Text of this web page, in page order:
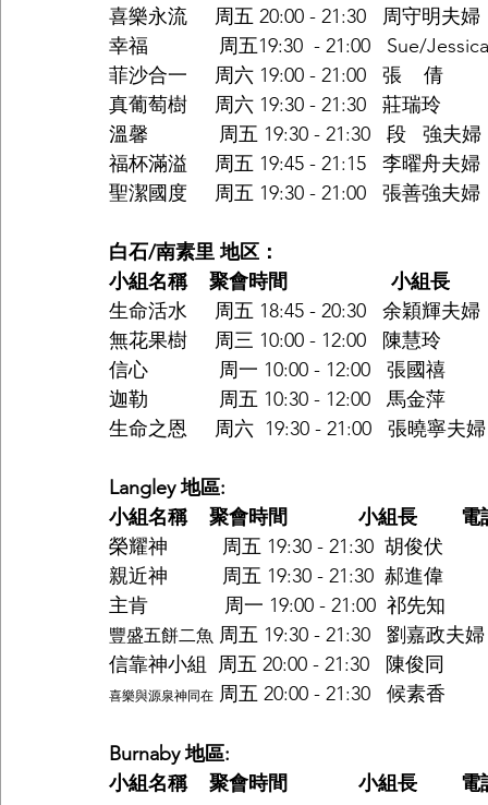
喜樂永流     周五 20:00 - 21:30   周守明夫婦
幸福             周五19:30  - 21:00   Sue/
菲沙合一     周六 19:00 - 21:00   張    倩
真葡萄樹     周六 19:30 - 21:30   莊瑞玲
溫馨             周五 19:30 - 21:30   段   強夫婦
福杯滿溢     周五 19:45 - 21:15   李曜舟夫婦
聖潔國度     周五 19:30 - 21:00   張善強夫
白石/南素里 地区：
小組名稱    聚會時間                   小組長
生命活水     周五 18:45 - 20:30   余穎輝夫婦
無花果樹     周三 10:00 - 12:00   陳慧玲
信心             周一 10:00 - 12:00   張國禧
迦勒             周五 10:30 - 12:00   馬金萍
生命之恩     周六  19:30 - 21:00   張曉寧夫
Langley 地區:
小組名稱    聚會時間             小組長        電
榮耀神          周五 19:30 - 21:30  胡俊伏
親近神          周五 19:30 - 21:30  郝進偉
主肯              周一 19:00 - 21:00  祁先知
豐盛五餅二魚 周五 19:30 - 21:30   劉嘉政夫
信靠神小組  周五 20:00 - 21:30   陳俊同
喜樂與源泉神同在 周五 20:00 - 21:30   候素香
Burnaby 地區:
小組名稱    聚會時間             小組長        電